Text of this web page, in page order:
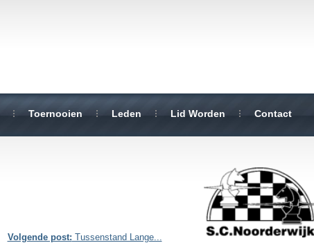
Toernooien Leden Lid Worden
Contact
Volgende post: Tussenstand Lange...